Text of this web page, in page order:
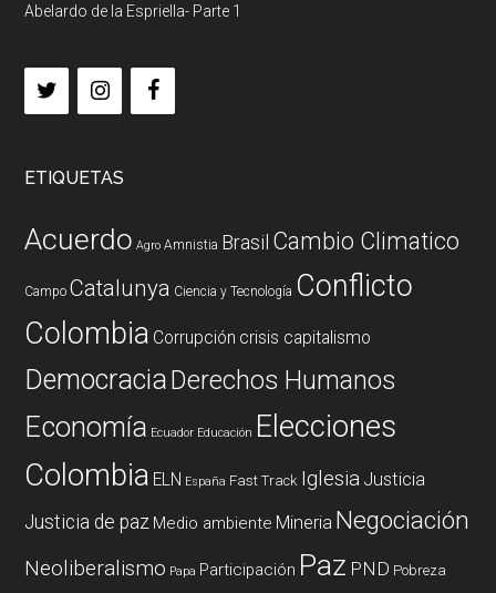
Abelardo de la Espriella- Parte 1
ETIQUETAS
Acuerdo Agro Amnistia Brasil Cambio Climatico
Campo Catalunya Ciencia y Tecnología Conflicto
Colombia Corrupción crisis capitalismo
DemocraciaDerechos Humanos
Economía Ecuador Educación Elecciones
Colombia ELN España Fast Track Iglesia Justicia
Justicia de paz Medio ambiente Mineria Negociación
Neoliberalismo Papa Participación Paz PND Pobreza